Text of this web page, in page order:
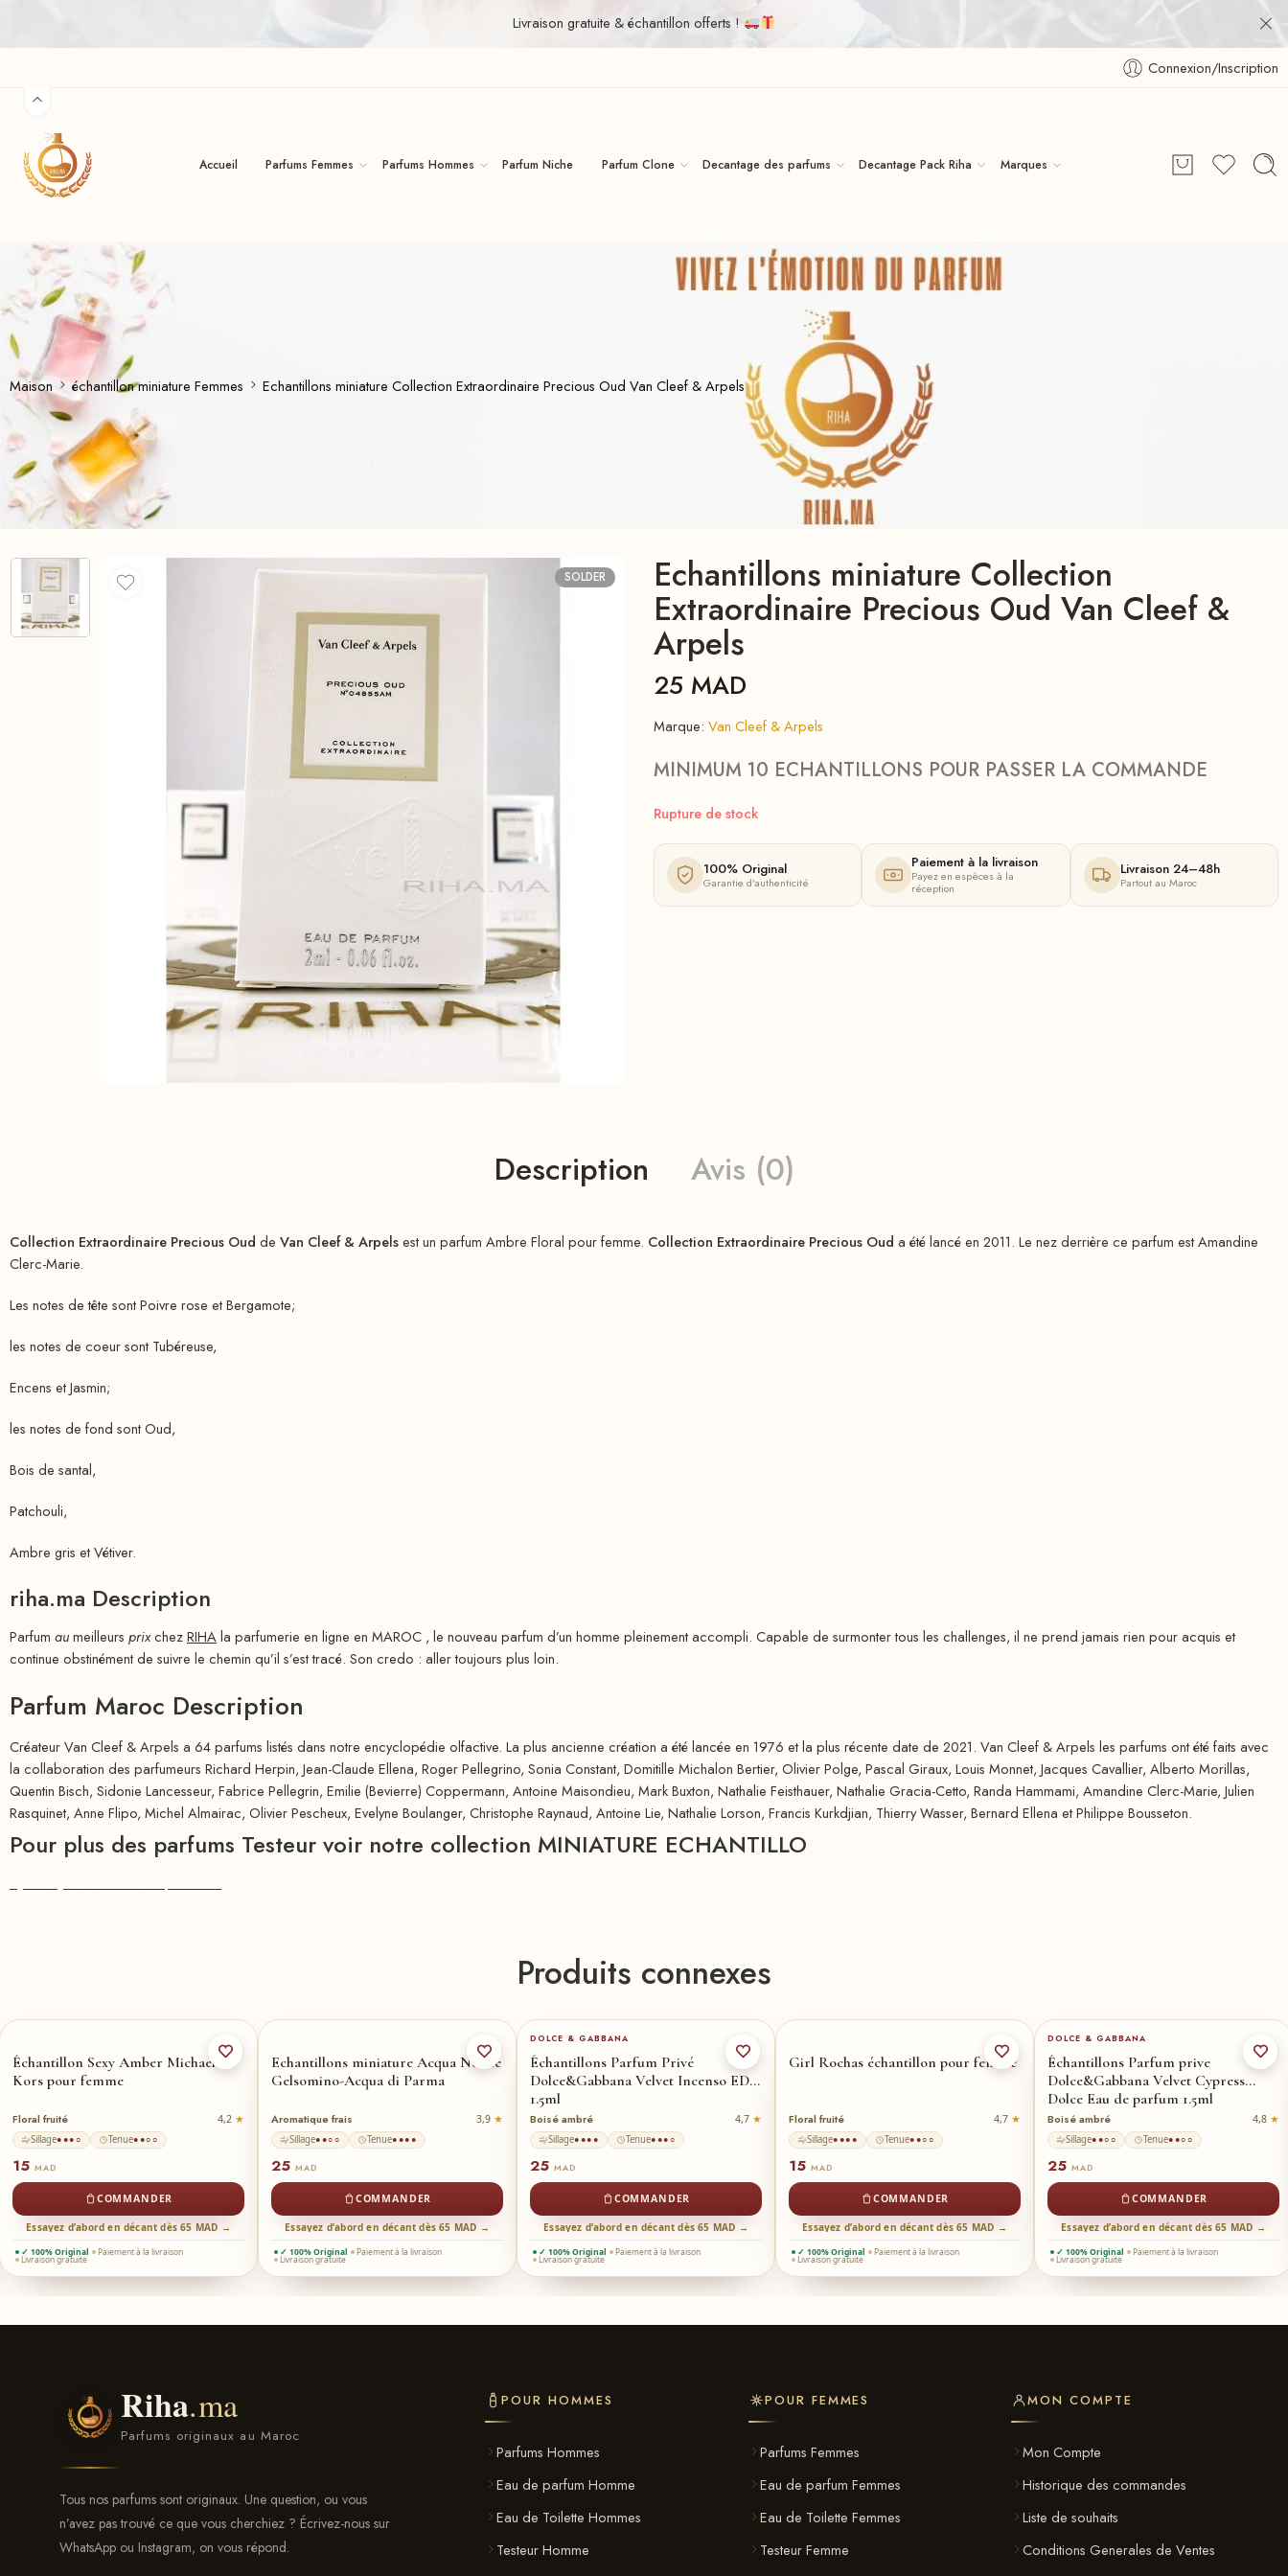
Livraison gratuite & échantillon offerts !
Connexion/Inscription
Accueil Parfums Femmes Parfums Hommes Parfum Niche Parfum Clone Decantage des parfums Decantage Pack Riha Marques
Maison échantillon miniature Femmes Echantillons miniature Collection Extraordinaire Precious Oud Van Cleef & Arpels
SOLDER Echantillons miniature Collection
Extraordinaire Precious Oud Van Cleef &
Arpels
25 MAD
Marque: Van Cleef & Arpels
MINIMUM 10 ECHANTILLONS POUR PASSER LA COMMANDE
Rupture de stock
100% Original
Garantie d'authenticité
Paiement à la livraison
Payez en espèces à la
réception
Livraison 24–48h
Partout au Maroc
Description Avis (0)
Collection Extraordinaire Precious Oud de Van Cleef & Arpelsest un parfum Ambre Floral pour femme. Collection Extraordinaire Precious Oud a été lancé en 2011. Le nez derrière ce parfum est Amandine
Clerc-Marie.
Les notes de tête sont Poivre rose et Bergamote;
les notes de coeur sont Tubéreuse,
Encens et Jasmin;
les notes de fond sont Oud,
Bois de santal,
Patchouli,
Ambre gris et Vétiver.
riha.ma Description
Parfum aumeilleurs prixchezRIHAla parfumerie en ligne en MAROC , le nouveau parfum d’un homme pleinement accompli. Capable de surmonter tous les challenges, il ne prend jamais rien pour acquis et
continue obstinément de suivre le chemin qu’il s’est tracé. Son credo : aller toujours plus loin.
Parfum Maroc Description
Créateur Van Cleef & Arpels a 64 parfums listés dans notre encyclopédie olfactive. La plus ancienne création a été lancée en 1976 et la plus récente date de 2021. Van Cleef & Arpels les parfums ont été faits avec
la collaboration des parfumeurs Richard Herpin, Jean-Claude Ellena, Roger Pellegrino, Sonia Constant, Domitille Michalon Bertier, Olivier Polge, Pascal Giraux, Louis Monnet, Jacques Cavallier, Alberto Morillas,
Quentin Bisch, Sidonie Lancesseur, Fabrice Pellegrin, Emilie (Bevierre) Coppermann, Antoine Maisondieu, Mark Buxton, Nathalie Feisthauer, Nathalie Gracia-Cetto, Randa Hammami, Amandine Clerc-Marie, Julien
Rasquinet, Anne Flipo, Michel Almairac, Olivier Pescheux, Evelyne Boulanger, Christophe Raynaud, Antoine Lie, Nathalie Lorson, Francis Kurkdjian, Thierry Wasser, Bernard Ellena et Philippe Bousseton.
Pour plus des parfums Testeur voir notre collection MINIATURE ECHANTILLO
Produits connexes
Échantillon Sexy Amber Michael
Kors pour femme
Floral fruité 4,2
Sillage●●●○ Tenue●●○○
15 MAD
COMMANDER
Essayez d’abord en décant dès 65 MAD →
✓ 100% Original Paiement à la livraison
Livraison gratuite
Echantillons miniature Acqua Nobile
Gelsomino-Acqua di Parma
Aromatique frais 3,9
Sillage●●○○ Tenue●●●●
25 MAD
COMMANDER
Essayez d’abord en décant dès 65 MAD →
✓ 100% Original Paiement à la livraison
Livraison gratuite
DOLCE & GABBANA
Échantillons Parfum Privé
Dolce&Gabbana Velvet Incenso EDP
1.5ml
Boisé ambré 4,7
Sillage●●●● Tenue●●●○
25 MAD
COMMANDER
Essayez d’abord en décant dès 65 MAD →
✓ 100% Original Paiement à la livraison
Livraison gratuite
Girl Rochas échantillon pour femme
Floral fruité 4,7
Sillage●●●● Tenue●●○○
15 MAD
COMMANDER
Essayez d’abord en décant dès 65 MAD →
✓ 100% Original Paiement à la livraison
Livraison gratuite
DOLCE & GABBANA
Échantillons Parfum prive
Dolce&Gabbana Velvet Cypress
Dolce Eau de parfum 1.5ml
Boisé ambré 4,8
Sillage●●○○ Tenue●●○○
25 MAD
COMMANDER
Essayez d’abord en décant dès 65 MAD →
✓ 100% Original Paiement à la livraison
Livraison gratuite
Riha.ma
Parfums originaux au Maroc
Tous nos parfums sont originaux. Une question, ou vous
n’avez pas trouvé ce que vous cherchiez ? Écrivez-nous sur
WhatsApp ou Instagram, on vous répond.
POUR HOMMES
Parfums Hommes
Eau de parfum Homme
Eau de Toilette Hommes
Testeur Homme
POUR FEMMES
Parfums Femmes
Eau de parfum Femmes
Eau de Toilette Femmes
Testeur Femme
MON COMPTE
Mon Compte
Historique des commandes
Liste de souhaits
Conditions Generales de Ventes